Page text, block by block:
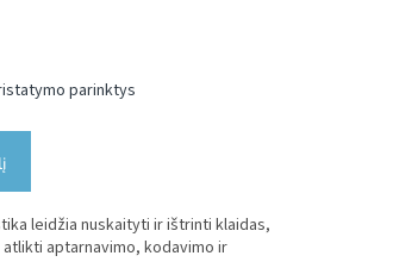
parinktys
leidžia nuskaityti ir ištrinti klaidas,
aptarnavimo, kodavimo ir